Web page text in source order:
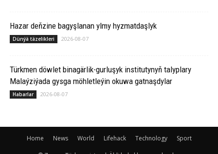
Hazar deňzine bagyşlanan ylmy hyzmatdaşlyk
Dünýä täzelikleri 2026-08-07
Türkmen döwlet binagärlik-gurluşyk institutynyň talyplary
Malaýziýada gysga möhletleýin okuwa gatnaşdylar
Habarlar 2026-08-07
Home News World Lifehack Technology Sport